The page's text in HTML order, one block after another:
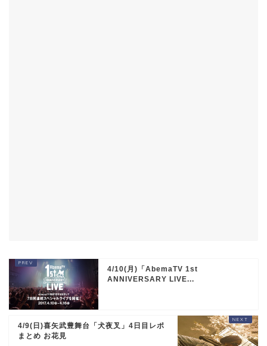
4/10(月)「AbemaTV 1st
ANNIVERSARY LIVE...
4/9(日)喜矢武豊舞台「犬夜叉」4日目レポ
まとめ お花見